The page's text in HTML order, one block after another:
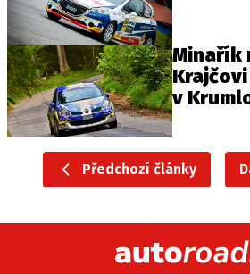
Minařík
v
Předchozí články